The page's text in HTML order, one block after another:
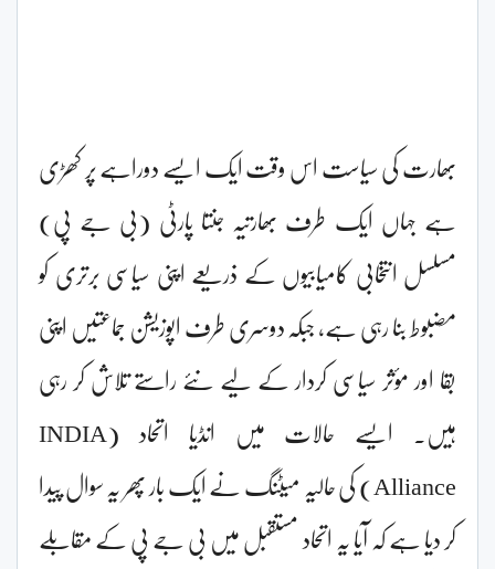
بھارت کی سیاست اس وقت ایک ایسے دوراہے پر کھڑی
ہے جہاں ایک طرف بھارتیہ جنتا پارٹی (بی جے پی)
مسلسل انتخابی کامیابیوں کے ذریعے اپنی سیاسی برتری کو
مضبوط بنا رہی ہے، جبکہ دوسری طرف اپوزیشن جماعتیں اپنی
بقا اور مؤثر سیاسی کردار کے لیے نئے راستے تلاش کر رہی
ہیں۔ ایسے حالات میں انڈیا اتحاد (INDIA
Alliance) کی حالیہ میٹنگ نے ایک بار پھر یہ سوال پیدا
کر دیا ہے کہ آیا یہ اتحاد مستقبل میں بی جے پی کے مقابلے